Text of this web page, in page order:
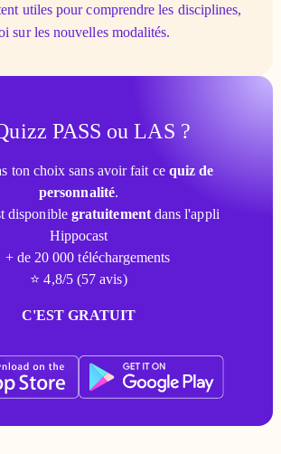
utiles pour comprendre les disciplines,
sur les nouvelles modalités.
PASS ou LAS ?
ton choix sans avoir fait ce quiz de
personnalité.
disponible gratuitementdans l'appli
Hippocast
+ de 20 000 téléchargements
⭐ 4,8/5 (57 avis)
C'EST GRATUIT